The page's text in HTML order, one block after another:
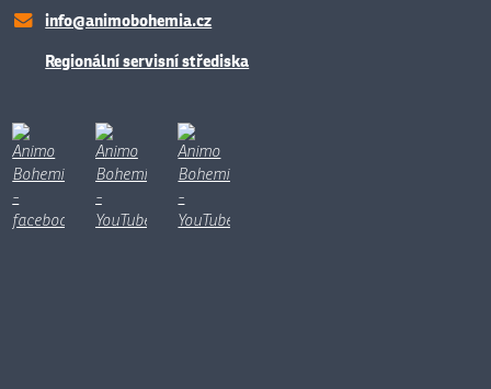
info@animobohemia.cz
Regionální servisní střediska